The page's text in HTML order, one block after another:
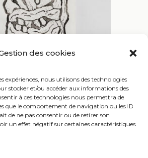
des cookies
expériences, nous utilisons des technologies
stocker et/ou accéder aux informations des
à ces technologies nous permettra de
que le comportement de navigation ou les ID
de ne pas consentir ou de retirer son
un effet négatif sur certaines caractéristiques
STONEHENGE 05
100,00€